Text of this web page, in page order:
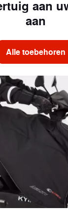
aan
aan
Alle toebehoren